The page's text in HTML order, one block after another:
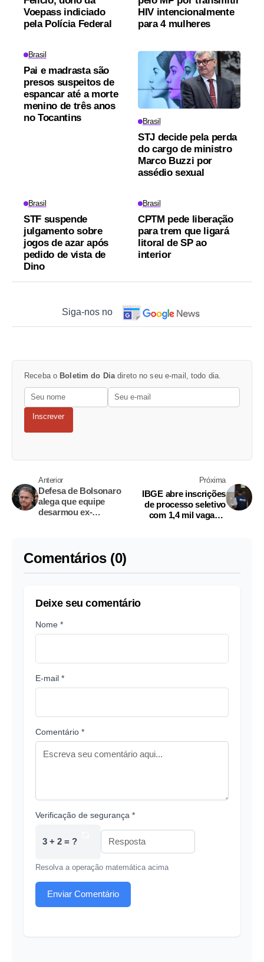
Voepass indiciado
pela Polícia Federal
HIV intencionalmente
para 4 mulheres
Brasil
Pai e madrasta são
presos suspeitos de
espancar até a morte
menino de três anos
no Tocantins
Brasil
STJ decide pela perda
do cargo de ministro
Marco Buzzi por
assédio sexual
Brasil
STF suspende
julgamento sobre
jogos de azar após
pedido de vista de
Dino
Brasil
CPTM pede liberação
para trem que ligará
litoral de SP ao
interior
Siga-nos no
Receba o Boletim do Diadireto no seu e-mail, todo dia.
Inscrever
Anterior
Defesa de Bolsonaro
alega que equipe
desarmou ex-
Próxima
IBGE abre inscrições
de processo seletivo
com 1,4 mil vagas e
Comentários (0)
Deixe seu comentário
Nome *
E-mail *
Comentário *
Verificação de segurança *
3 + 2 = ?
Resolva a operação matemática acima
Enviar Comentário